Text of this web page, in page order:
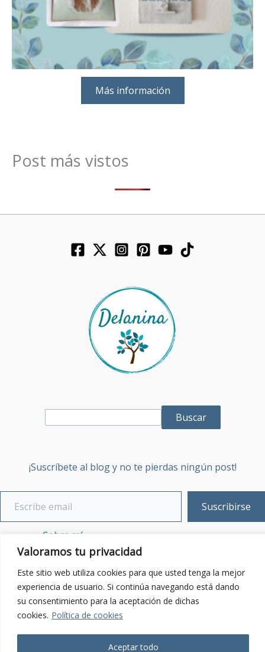
Valoramos tu privacidad
Este sitio web utiliza cookies para que usted tenga la mejor
experiencia de usuario. Si continúa navegando está dando
su consentimiento para la aceptación de dichas
cookies. Política de cookies
Aceptar todo
Más información
Post más vistos
Buscar
¡Suscríbete al blog y no te pierdas ningún post!
Suscribirse
Sobre mí
Contacta: Enviar email
Política de Privacidad